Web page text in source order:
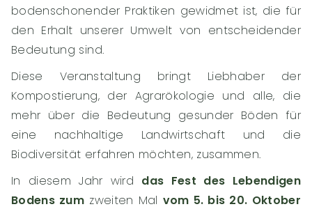
bodenschonender Praktiken gewidmet ist, die für
den Erhalt unserer Umwelt von entscheidender
Bedeutung sind.
Diese Veranstaltung bringt Liebhaber der
Kompostierung, der Agrarökologie und alle, die
mehr über die Bedeutung gesunder Böden für
eine nachhaltige Landwirtschaft und die
Biodiversität erfahren möchten, zusammen.
In diesem Jahr wird das Fest des Lebendigen
Bodens zum zweiten Mal vom 5. bis 20. Oktober